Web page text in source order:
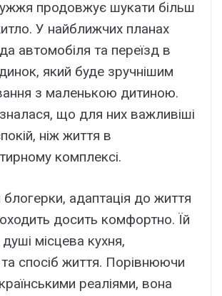
продовжує шукати більш
У найближчих планах
автомобіля та переїзд в
який буде зручнішим
з маленькою дитиною.
що для них важливіші
ніж життя в
комплексі.
адаптація до життя
досить комфортно. Їй
місцева кухня,
спосіб життя. Порівнюючи
реаліями, вона